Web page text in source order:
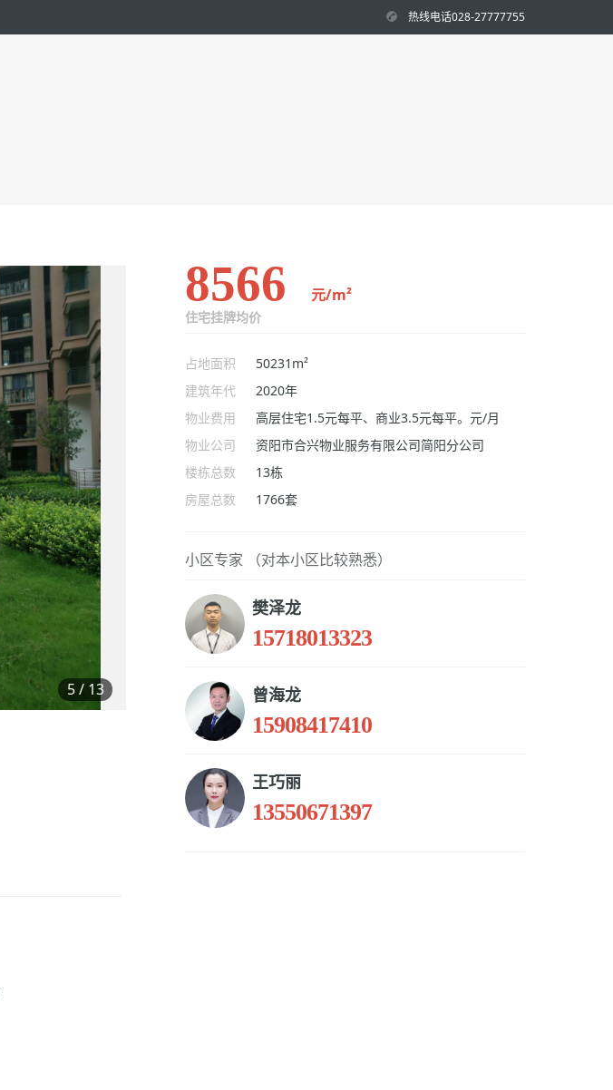
热线电话028-27777755
5/ 13
8566 元/m²
住宅挂牌均价
占地面积
50231m²
建筑年代
2020年
物业费用
高层住宅1.5元每平、商业3.5元每平。元/月
物业公司
资阳市合兴物业服务有限公司简阳分公司
楼栋总数
13栋
房屋总数
1766套
小区专家 （对本小区比较熟悉）
樊泽龙
15718013323
曾海龙
15908417410
王巧丽
13550671397